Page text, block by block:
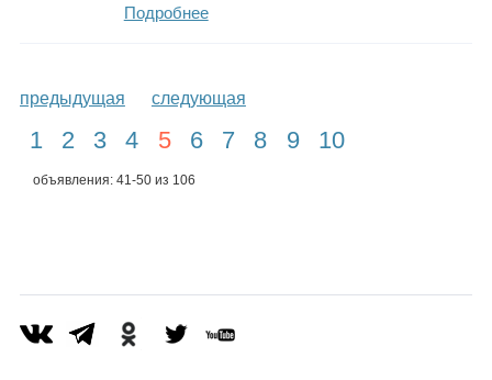
Подробнее
предыдущая следующая
1 2 3 4 5 6 7 8 9 10
объявления: 41-50 из 106